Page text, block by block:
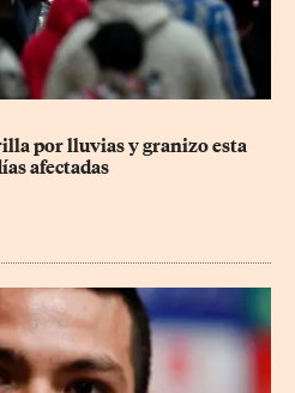
por lluvias y granizo esta
afectadas